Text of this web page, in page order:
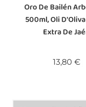
Oro De Bailén
500ml, Oli
Extra De
13,80 €